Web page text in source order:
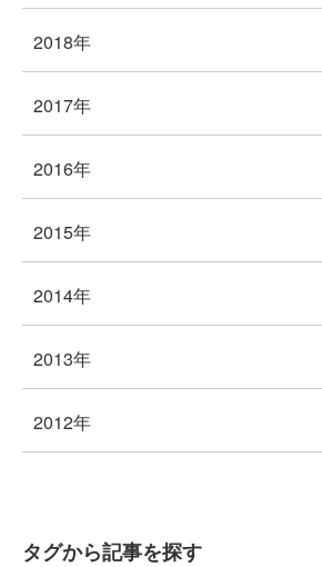
2018年
2017年
2016年
2015年
2014年
2013年
2012年
タグから記事を探す